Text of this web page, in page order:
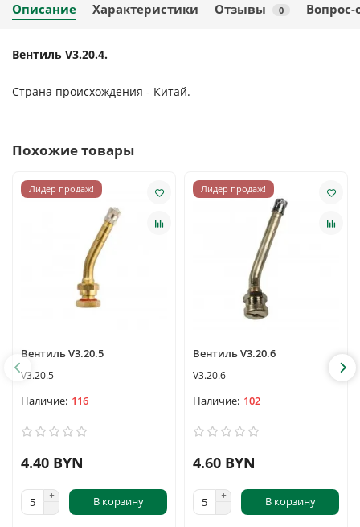
Описание Характеристики Отзывы 0 Вопрос-
Вентиль V3.20.4.
Страна происхождения - Китай.
Похожие товары
Лидер продаж!
Вентиль V3.20.5
V3.20.5
116
4.40 BYN
В корзину
Лидер продаж!
Вентиль V3.20.6
V3.20.6
102
4.60 BYN
В корзину